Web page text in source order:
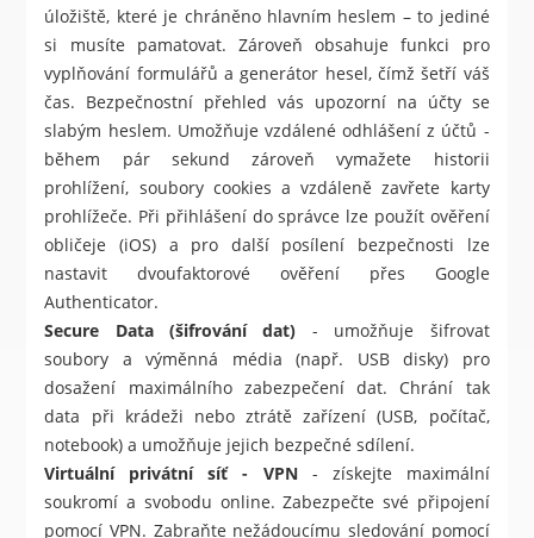
úložiště, které je chráněno hlavním heslem – to jediné
si musíte pamatovat. Zároveň obsahuje funkci pro
vyplňování formulářů a generátor hesel, čímž šetří váš
čas. Bezpečnostní přehled vás upozorní na účty se
slabým heslem. Umožňuje vzdálené odhlášení z účtů -
během pár sekund zároveň vymažete historii
prohlížení, soubory cookies a vzdáleně zavřete karty
prohlížeče. Při přihlášení do správce lze použít ověření
obličeje (iOS) a pro další posílení bezpečnosti lze
nastavit dvoufaktorové ověření přes Google
Authenticator.
Secure Data (šifrování dat) - umožňuje šifrovat
soubory a výměnná média (např. USB disky) pro
dosažení maximálního zabezpečení dat. Chrání tak
data při krádeži nebo ztrátě zařízení (USB, počítač,
notebook) a umožňuje jejich bezpečné sdílení.
Virtuální privátní síť - VPN- získejte maximální
soukromí a svobodu online. Zabezpečte své připojení
pomocí VPN. Zabraňte nežádoucímu sledování pomocí